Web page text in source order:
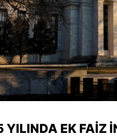
YILINDA EK FAIZ